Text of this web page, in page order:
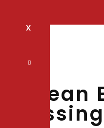
X
Korean